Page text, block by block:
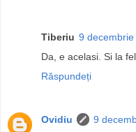
Tiberiu 9
Da, e acelasi. Si la
Răspundeți
Ovidiu
9